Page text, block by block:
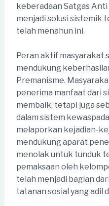
keberadaan Satgas
menjadi solusi sistemik
telah menahun ini.
Peran aktif masyarakat
mendukung
Premanisme.
penerima manfaat dari
membaik, tetapi juga
dalam sistem
melaporkan kejadian-
mendukung aparat
menolak untuk tunduk
pemaksaan oleh
telah menjadi bagian
tatanan sosial yang adil